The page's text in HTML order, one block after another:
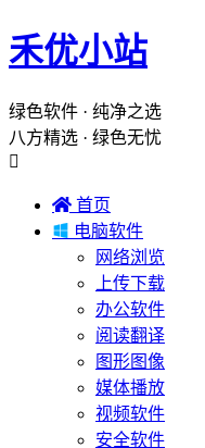
禾优小站
绿色软件 · 纯净之选
八方精选 · 绿色无忧

 首页
 电脑软件
网络浏览
上传下载
办公软件
阅读翻译
图形图像
媒体播放
视频软件
安全软件